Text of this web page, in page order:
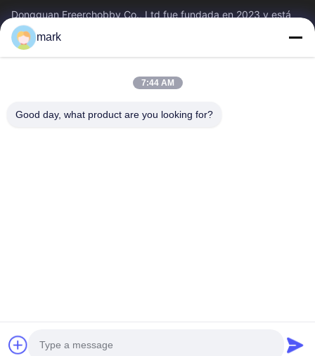
Dongguan Freerchobby Co., Ltd fue fundada en 2023 y está
ubicada en Dongguan, conocida como la fábrica del mundo.La
moderna fábrica de Ltd. se...
Vínculos Rápidos
Productos
Sobre Nosotros
Visita A La Fábrica
mark
7:44 AM
Good day, what product are you looking for?